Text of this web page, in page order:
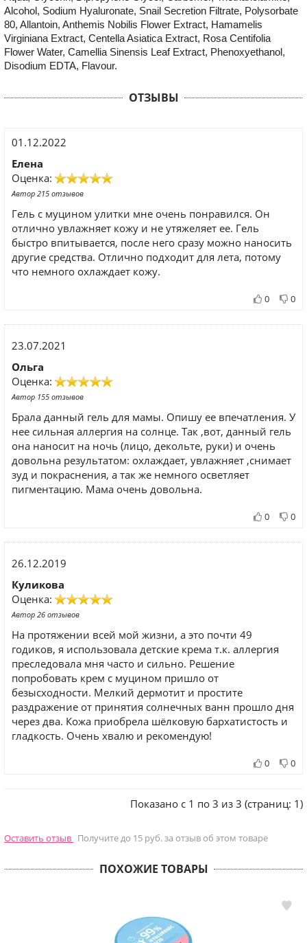
Alcohol, Sodium Hyaluronate, Snail Secretion Filtrate, Polysorbate
80, Allantoin, Anthemis Nobilis Flower Extract, Hamamelis
Virginiana Extract, Centella Asiatica Extract, Rosa Centifolia
Flower Water, Camellia Sinensis Leaf Extract, Phenoxyethanol,
Disodium EDTA, Flavour.
ОТЗЫВЫ
01.12.2022
Елена
Оценка:
Автор 215 отзывов
Гель с муцином улитки мне очень понравился. Он
отлично увлажняет кожу и не утяжеляет ее. Гель
быстро впитывается, после него сразу можно наносить
другие средства. Отлично подходит для лета, потому
что немного охлаждает кожу.
0 0
23.07.2021
Ольга
Оценка:
Автор 155 отзывов
Брала данный гель для мамы. Опишу ее впечатления. У
нее сильная аллергия на солнце. Так ,вот, данный гель
она наносит на ночь (лицо, декольте, руки) и очень
довольна результатом: охлаждает, увлажняет ,снимает
зуд и покраснения, а так же немного осветляет
пигментацию. Мама очень довольна.
0 0
26.12.2019
Куликова
Оценка:
Автор 26 отзывов
На протяжении всей мой жизни, а это почти 49
годиков, я использовала детские крема т.к. аллергия
преследовала мня часто и сильно. Решение
попробовать крем с муцином пришло от
безысходности. Мелкий дермотит и простите
раздражение от принятия солнечных ванн прошло дня
через два. Кожа приобрела шёлковую бархатистость и
гладкость. Очень хвалю и рекомендую!
0 0
Показано с 1 по 3 из 3 (страниц: 1)
Оставить отзыв Получите до 15 руб. за отзыв об этом товаре
ПОХОЖИЕ ТОВАРЫ